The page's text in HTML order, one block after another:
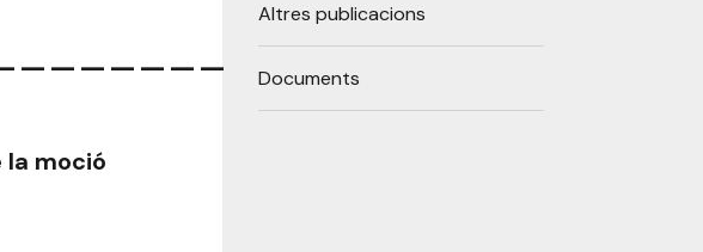
la moció
Altres publicacions
Documents